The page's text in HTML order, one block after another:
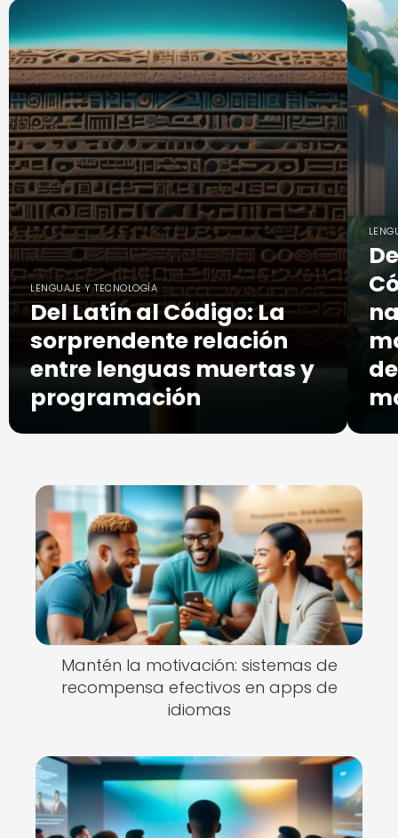
LENGUAJE Y TECNOLOGÍA
Del Latín al Código: La
sorprendente relación
entre lenguas muertas y
programación
Mantén la motivación: sistemas de
recompensa efectivos en apps de
idiomas